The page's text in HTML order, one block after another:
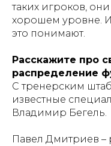
таких игроков,
хорошем уровне.
это понимают.
Расскажите про
распределение
С тренерским
известные
Владимир Бегель.
Павел Дмитриев –